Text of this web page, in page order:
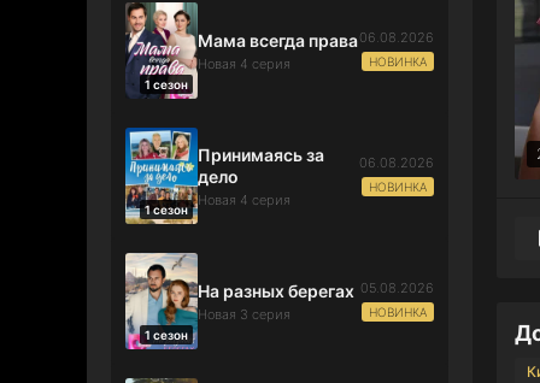
1 сезон
Мама всегда права
Новая 4 серия
06.08.2026
НОВИНКА
1 сезон
Принимаясь за
дело
Новая 4 серия
06.08.2026
НОВИНКА
1 сезон
На разных берегах
Новая 3 серия
05.08.2026
НОВИНКА